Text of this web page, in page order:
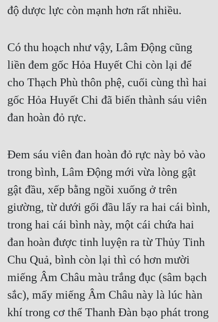
Tiên Hiệp
Trinh Thám
Triều Đấu
Trùng Sinh
Trọng Sinh
Tu Chân
Tội Phạm
Xuyên Không
Xuyên Nhanh
Xuyên Sách
Xuyên Thư
Điền Văn
độ dược lực còn mạnh hơn rất nhiều.
Có thu hoạch như vậy, Lâm Động cũng
liền đem gốc Hỏa Huyết Chi còn lại để
cho Thạch Phù thôn phệ, cuối cùng thì hai
gốc Hỏa Huyết Chi đã biến thành sáu viên
đan hoàn đỏ rực.
Đem sáu viên đan hoàn đỏ rực này bỏ vào
trong bình, Lâm Động mới vừa lòng gật
gật đầu, xếp bằng ngồi xuống ở trên
giường, từ dưới gối đầu lấy ra hai cái bình,
trong hai cái bình này, một cái chứa hai
đan hoàn được tinh luyện ra từ Thủy Tinh
Chu Quả, bình còn lại thì có hơn mười
miếng Âm Châu màu trắng đục (sâm bạch
sắc), mấy miếng Âm Châu này là lúc hàn
khí trong cơ thể Thanh Đàn bạo phát trong